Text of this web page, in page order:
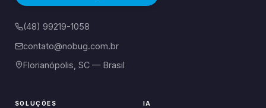
(48) 99219-1058
contato@nobug.com.br
Florianópolis, SC — Brasil
SOLUÇÕES IA